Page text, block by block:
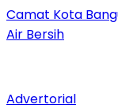
Camat Kota
Air Bersih
Advertorial